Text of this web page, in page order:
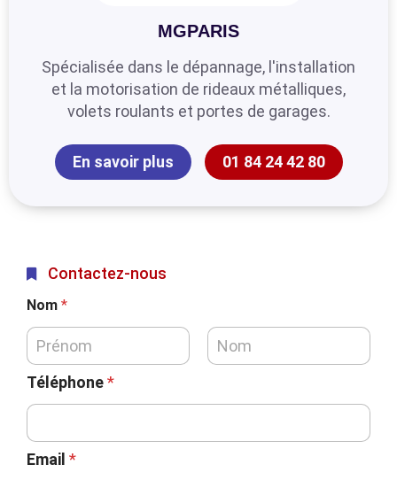
MGPARIS
Spécialisée dans le dépannage, l'installation
et la motorisation de rideaux métalliques,
volets roulants et portes de garages.
En savoir plus 01 84 24 42 80
Contactez-nous
Nom *
Téléphone*
Email *